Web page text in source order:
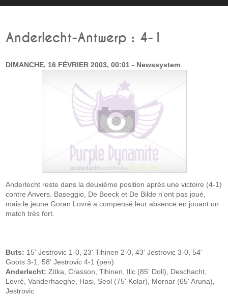
Anderlecht-Antwerp : 4-1
DIMANCHE, 16 FÉVRIER 2003, 00:01 - Newssystem
Anderlecht reste dans la deuxième position après une victoire (4-1)
contre Anvers. Baseggio, De Boeck et De Bilde n'ont pas joué,
mais le jeune Goran Lovré a compensé leur absence en jouant un
match très fort.
Buts: 15' Jestrovic 1-0, 23' Tihinen 2-0, 43' Jestrovic 3-0, 54'
Goots 3-1, 58' Jestrovic 4-1 (pen)
Anderlecht: Zitka, Crasson, Tihinen, Ilic (85' Doll), Deschacht,
Lovré, Vanderhaeghe, Hasi, Seol (75' Kolar), Mornar (65' Aruna),
Jestrovic